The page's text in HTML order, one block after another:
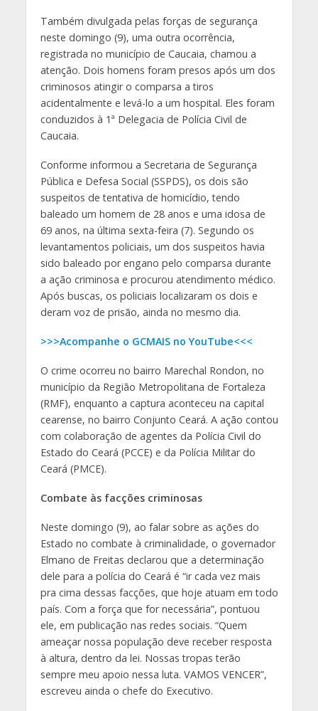
Também divulgada pelas forças de segurança
neste domingo (9), uma outra ocorrência,
registrada no município de Caucaia, chamou a
atenção. Dois homens foram presos após um dos
criminosos atingir o comparsa a tiros
acidentalmente e levá-lo a um hospital. Eles foram
conduzidos à 1ª Delegacia de Polícia Civil de
Caucaia.
Conforme informou a Secretaria de Segurança
Pública e Defesa Social (SSPDS), os dois são
suspeitos de tentativa de homicídio, tendo
baleado um homem de 28 anos e uma idosa de
69 anos, na última sexta-feira (7). Segundo os
levantamentos policiais, um dos suspeitos havia
sido baleado por engano pelo comparsa durante
a ação criminosa e procurou atendimento médico.
Após buscas, os policiais localizaram os dois e
deram voz de prisão, ainda no mesmo dia.
>>>Acompanhe o GCMAIS no YouTube<<<
O crime ocorreu no bairro Marechal Rondon, no
município da Região Metropolitana de Fortaleza
(RMF), enquanto a captura aconteceu na capital
cearense, no bairro Conjunto Ceará. A ação contou
com colaboração de agentes da Polícia Civil do
Estado do Ceará (PCCE) e da Polícia Militar do
Ceará (PMCE).
Combate às facções criminosas
Neste domingo (9), ao falar sobre as ações do
Estado no combate à criminalidade, o governador
Elmano de Freitas declarou que a determinação
dele para a polícia do Ceará é “ir cada vez mais
pra cima dessas facções, que hoje atuam em todo
país. Com a força que for necessária”, pontuou
ele, em publicação nas redes sociais. “Quem
ameaçar nossa população deve receber resposta
à altura, dentro da lei. Nossas tropas terão
sempre meu apoio nessa luta. VAMOS VENCER”,
escreveu ainda o chefe do Executivo.